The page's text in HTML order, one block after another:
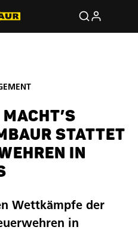
STATTET
IN
Wettkämpfe der
in